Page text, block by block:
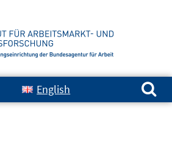
English
Suchen nach: